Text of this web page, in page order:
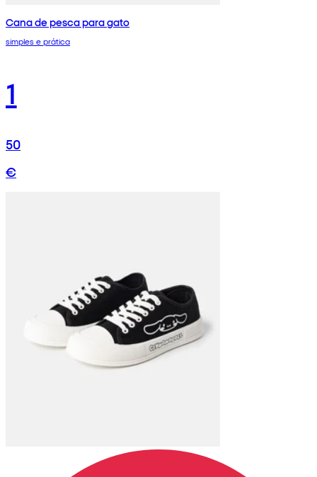
Cana de pesca para gato
simples e prática
1
50
€